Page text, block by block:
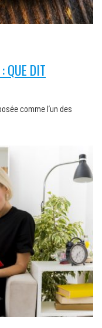
QUE DIT
comme l’un des